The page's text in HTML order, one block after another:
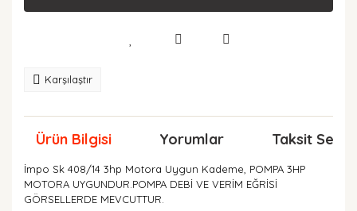
Karşılaştır
Ürün Bilgisi Yorumlar Taksit
İmpo Sk 408/14 3hp Motora Uygun Kademe, POMPA 3HP
MOTORA UYGUNDUR.POMPA DEBİ VE VERİM EĞRİSİ
GÖRSELLERDE MEVCUTTUR.